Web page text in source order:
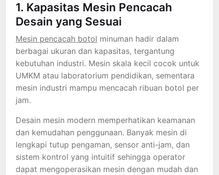
1. Kapasitas Mesin Pencacah
Desain yang Sesuai
Mesin pencacah botol minuman hadir dalam
berbagai ukuran dan kapasitas, tergantung
kebutuhan industri. Mesin skala kecil cocok untuk
UMKM atau laboratorium pendidikan, sementara
mesin industri mampu mencacah ribuan botol per
jam.
Desain mesin modern memperhatikan keamanan
dan kemudahan penggunaan. Banyak mesin di
lengkapi tutup pengaman, sensor anti-jam, dan
sistem kontrol yang intuitif sehingga operator
dapat mengoperasikan mesin dengan mudah dan